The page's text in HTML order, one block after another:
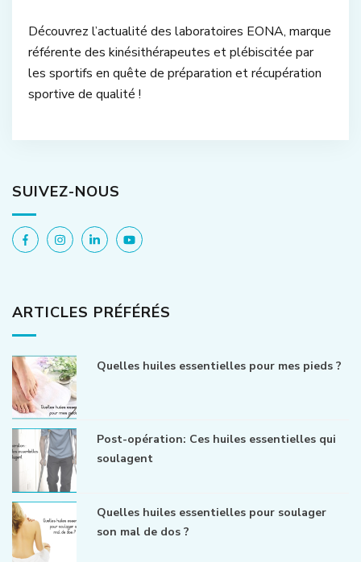
Découvrez l’actualité des laboratoires EONA, marque
référente des kinésithérapeutes et plébiscitée par
les sportifs en quête de préparation et récupération
sportive de qualité !
SUIVEZ-NOUS
ARTICLES PRÉFÉRÉS
Quelles huiles essentielles pour mes pieds ?
Post-opération: Ces huiles essentielles qui
soulagent
Quelles huiles essentielles pour soulager
son mal de dos ?